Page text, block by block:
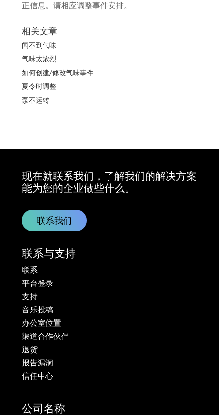
正信息。请相应调整事件安排。
相关文章
闻不到气味
气味太浓烈
如何创建/修改气味事件
夏令时调整
泵不运转
现在就联系我们，了解我们的解决方案
能为您的企业做些什么。
联系我们
联系与支持
联系
平台登录
支持
音乐投稿
办公室位置
渠道合作伙伴
退货
报告漏洞
信任中心
公司名称